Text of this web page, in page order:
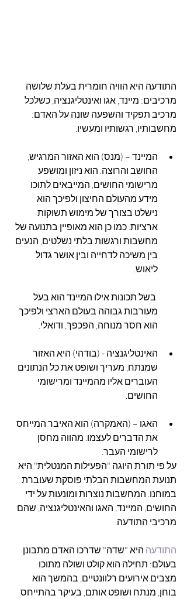
התודעה היא הוויה חומרית בעלת שלושה
מרכיבים: מיינד, אגו ואינטליגנציה, כשלכל
מרכיב תפקיד והשפעה שונה על האדם:
מחשבותיו, רגשותיו ומעשיו.
המיינד – (מנס) הוא האזור המרגיש,
החושב והרוצה. הוא ניזון ומושפע
מרישומי החושים, המייבאים לתוכו
מידע מהעולם החיצון ולפיכך הוא
נישלט בצורך של מימוש תשוקות
ארציות. כמו כן הוא מאופיין בתנועה של
מחשבות ורגשות בלתי נשלטים, הנעים
בין משיכה לדחייה ובין אושר גדול
ליאוש.
בשל תכונות אילו המיינד הוא בעל
מעורבות גבוהה בעולם הארצי ולפיכך
הוא חסר מנוחה, הפכפך, ודואלי.
האינטליגנציה - (בודהי) היא האזור
שמנתח, מעריך ושופט את כל הנתונים
העוברים אליו מהמיינד ומרישומי
החושים.
האגו – (האמקרה) הוא האיבר המייחס
את הדברים לעצמו. מהווה מחסן
לרישומי העבר.
על פי תורת היוגה "הפעילות המנטלית" היא
תנועת המחשבות הבלתי פוסקת שעוברת
במוחנו. המחשבות נוצרות ומונעות על ידי
החושים, המיינד, האגו והאינטליגנציה, שהם
מרכיבי התודעה.
התודעה היא "שדה" שדרכו האדם מתבונן
בעולם: תחילה הוא קולט ושולה מתוכו
מצבים אירועים רלוונטיים, בהמשך הוא
בוחן, מנתח ושופט אותם, בעיקר בהתייחס